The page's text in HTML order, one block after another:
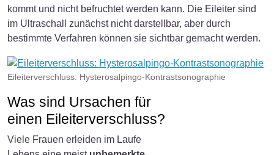
kommt und nicht befruchtet werden kann. Die Eileiter sind
im Ultraschall zunächst nicht darstellbar, aber durch
bestimmte Verfahren können sie sichtbar gemacht werden.
Eileiterverschluss: Hysterosalpingo-Kontrastsonographie
Was sind Ursachen für
einen Eileiterverschluss?
Viele Frauen erleiden im Laufe